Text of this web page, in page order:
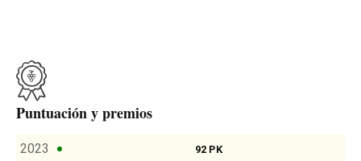
Puntuación y premios
2023 92 PK